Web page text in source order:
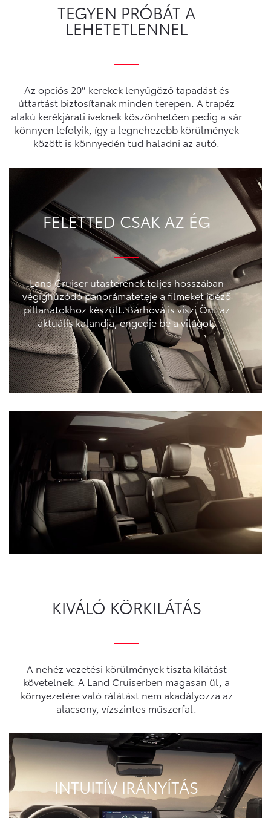
TEGYEN PRÓBÁT A
LEHETETLENNEL
Az opciós 20″ kerekek lenyűgöző tapadást és
úttartást biztosítanak minden terepen. A trapéz
alakú kerékjárati íveknek köszönhetően pedig a sár
könnyen lefolyik, így a legnehezebb körülmények
között is könnyedén tud haladni az autó.
FELETTED CSAK AZ ÉG
Land Cruiser utasterének teljes hosszában
végighúzódó panorámateteje a filmeket idéző
pillanatokhoz készült. Bárhová is viszi Önt az
aktuális kalandja, engedje be a világot.
KIVÁLÓ KÖRKILÁTÁS
A nehéz vezetési körülmények tiszta kilátást
követelnek. A Land Cruiserben magasan ül, a
környezetére való rálátást nem akadályozza az
alacsony, vízszintes műszerfal.
INTUITÍV IRÁNYÍTÁS